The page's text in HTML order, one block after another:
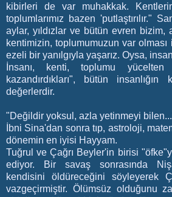
kibirleri de var muhakkak.
toplumlarımız bazen 'putlaştırılır."
aylar, yıldızlar ve bütün evren bizim,
kentimizin, toplumumuzun var
ezeli bir yanılgıyla yaşarız. Oysa,
İnsanı, kenti, toplumu yücelten
kazandırdıkları", bütün
değerlerdir.
"Değildir yoksul, azla yetinmeyi
İbni Sina'dan sonra tıp, astroloji,
dönemin en iyisi Hayyam.
Tuğrul ve Çağrı Beyler'in birisi
ediyor. Bir savaş sonrasında
kendisini öldüreceğini söyleyerek
vazgeçirmiştir. Ölümsüz olduğunu